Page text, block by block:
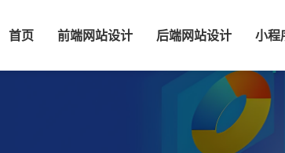
首页 前端网站设计 后端网站设计 小程